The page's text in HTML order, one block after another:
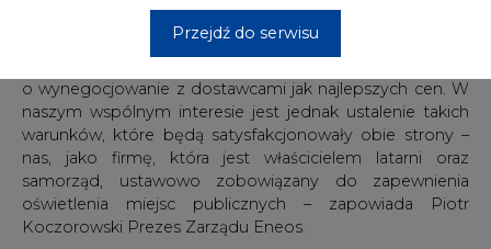
Przejdź do serwisu
oświetleniowej sam będzie zawierał umowy, w tym
o wynegocjowanie z dostawcami jak najlepszych cen. W
naszym wspólnym interesie jest jednak ustalenie takich
warunków, które będą satysfakcjonowały obie strony –
nas, jako firmę, która jest właścicielem latarni oraz
samorząd, ustawowo zobowiązany do zapewnienia
oświetlenia miejsc publicznych – zapowiada Piotr
Koczorowski Prezes Zarządu Eneos.